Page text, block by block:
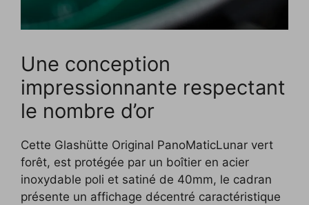
Une conception
impressionnante respectant
le nombre d’or
Cette Glashütte Original PanoMaticLunar vert
forêt, est protégée par un boîtier en acier
inoxydable poli et satiné de 40mm, le cadran
présente un affichage décentré caractéristique